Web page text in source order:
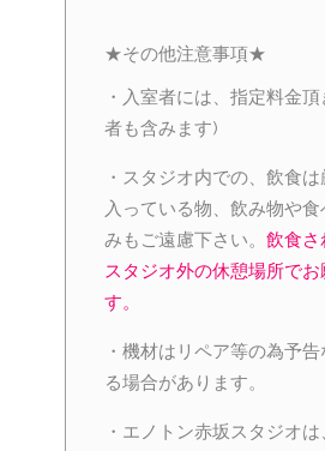
★その他注意事項★
・入室者には、指定料金
者も含みます)
・スタジオ内での、飲食
入っている物、飲み物や
みもご遠慮下さい。 飲食さ
スタジオ外の休憩場所でお
す。
・機材はリペア等の為予
る場合があります。
・エノトン赤坂スタジオ